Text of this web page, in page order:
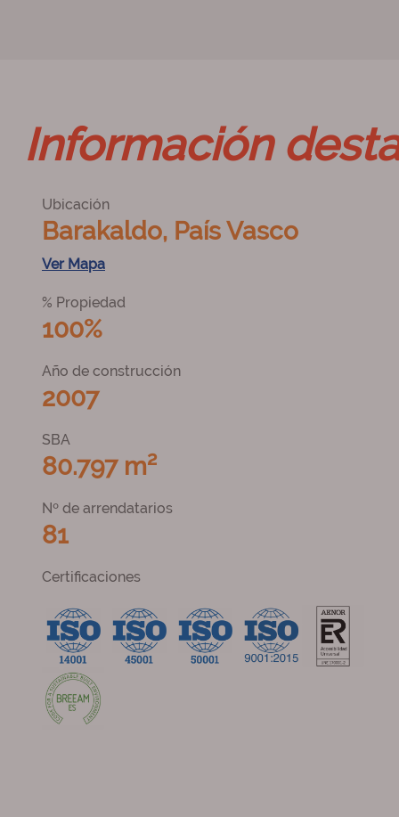
Información
Ubicación
Barakaldo, País Vasco
Ver Mapa
% Propiedad
100%
Año de construcción
2007
SBA
80.797 m²
Nº de arrendatarios
81
Certificaciones